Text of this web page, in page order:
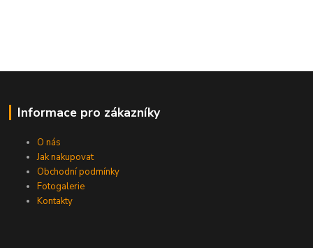
Informace pro zákazníky
O nás
Jak nakupovat
Obchodní podmínky
Fotogalerie
Kontakty